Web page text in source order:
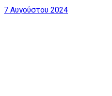
7 Αυγούστου 2024